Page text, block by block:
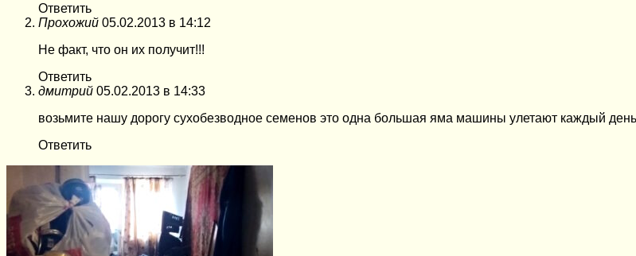
Ответить
Прохожий 05.02.2013 в 14:12
Не факт, что он их получит!!!
Ответить
дмитрий 05.02.2013 в 14:33
возьмите нашу дорогу сухобезводное семенов это одна большая яма машины улетают каждый
Ответить